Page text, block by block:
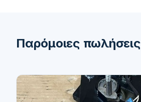
Παρόμοιες πωλήσεις